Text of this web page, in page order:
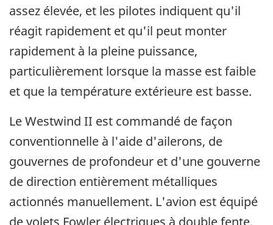
assez élevée, et les pilotes indiquent qu'il
réagit rapidement et qu'il peut monter
rapidement à la pleine puissance,
particulièrement lorsque la masse est faible
et que la température extérieure est basse.
Le Westwind II est commandé de façon
conventionnelle à l'aide d'ailerons, de
gouvernes de profondeur et d'une gouverne
de direction entièrement métalliques
actionnés manuellement. L'avion est équipé